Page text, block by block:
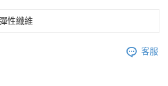
性纖維
客服